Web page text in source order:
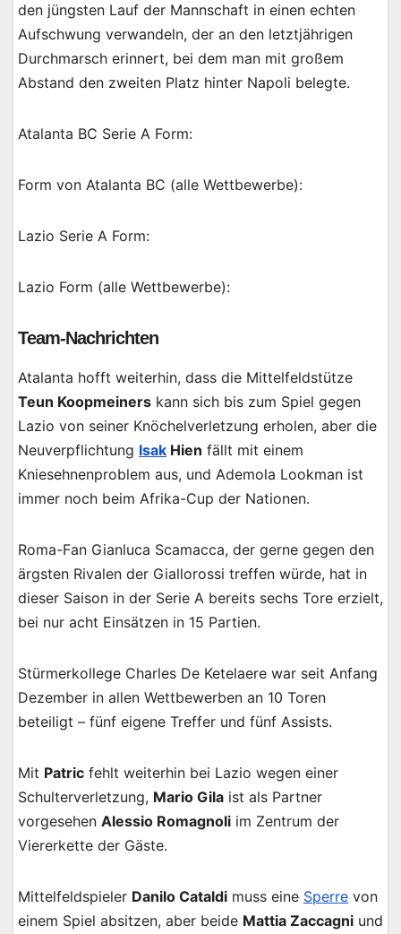
den jüngsten Lauf der Mannschaft in einen echten
Aufschwung verwandeln, der an den letztjährigen
Durchmarsch erinnert, bei dem man mit großem
Abstand den zweiten Platz hinter Napoli belegte.
Atalanta BC Serie A Form:
Form von Atalanta BC (alle Wettbewerbe):
Lazio Serie A Form:
Lazio Form (alle Wettbewerbe):
Team-Nachrichten
Atalanta hofft weiterhin, dass die Mittelfeldstütze
Teun Koopmeiners kann sich bis zum Spiel gegen
Lazio von seiner Knöchelverletzung erholen, aber die
Neuverpflichtung Isak Hien fällt mit einem
Kniesehnenproblem aus, und Ademola Lookman ist
immer noch beim Afrika-Cup der Nationen.
Roma-Fan Gianluca Scamacca, der gerne gegen den
ärgsten Rivalen der Giallorossi treffen würde, hat in
dieser Saison in der Serie A bereits sechs Tore erzielt,
bei nur acht Einsätzen in 15 Partien.
Stürmerkollege Charles De Ketelaere war seit Anfang
Dezember in allen Wettbewerben an 10 Toren
beteiligt – fünf eigene Treffer und fünf Assists.
Mit Patric fehlt weiterhin bei Lazio wegen einer
Schulterverletzung, Mario Gila ist als Partner
vorgesehen Alessio Romagnoli im Zentrum der
Viererkette der Gäste.
Mittelfeldspieler Danilo Cataldi muss eine Sperre von
einem Spiel absitzen, aber beide Mattia Zaccagni und